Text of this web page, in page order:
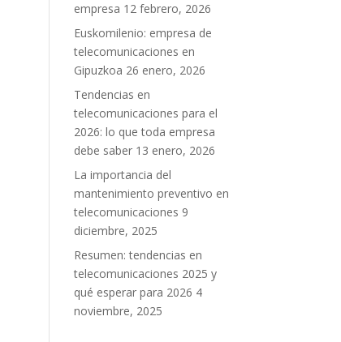
empresa 12 febrero, 2026
Euskomilenio: empresa de
telecomunicaciones en
Gipuzkoa 26 enero, 2026
Tendencias en
telecomunicaciones para el
2026: lo que toda empresa
debe saber 13 enero, 2026
La importancia del
mantenimiento preventivo en
telecomunicaciones 9
diciembre, 2025
Resumen: tendencias en
telecomunicaciones 2025 y
qué esperar para 2026 4
noviembre, 2025